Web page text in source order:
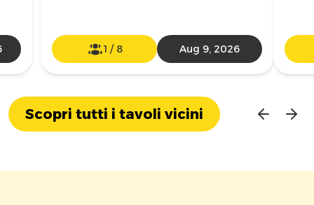
1 / 8 Aug 9, 2026
Scopri tutti i tavoli vicini